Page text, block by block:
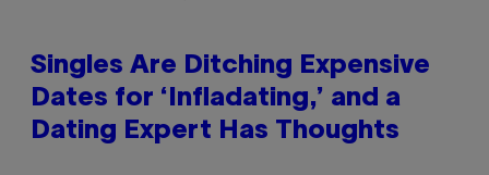
Singles Are Ditching Expensive
Dates for ‘Infladating,’ and a
Dating Expert Has Thoughts